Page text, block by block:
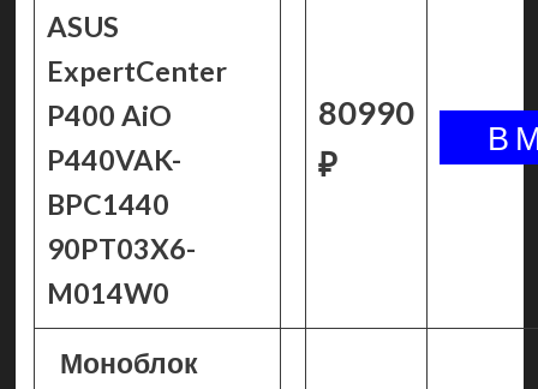
ASUS
ExpertCenter
P400 AiO
P440VAK-
BPC1440
90PT03X6-
M014W0
80990
₽
Моноблок